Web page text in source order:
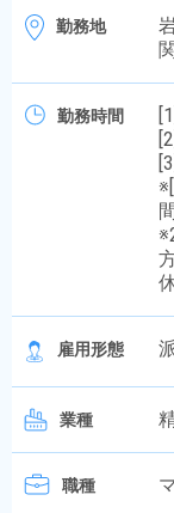
勤務地
勤務時間
雇用形態
業種
職種